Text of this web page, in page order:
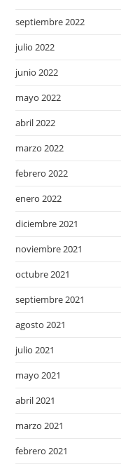
septiembre 2022
julio 2022
junio 2022
mayo 2022
abril 2022
marzo 2022
febrero 2022
enero 2022
diciembre 2021
noviembre 2021
octubre 2021
septiembre 2021
agosto 2021
julio 2021
mayo 2021
abril 2021
marzo 2021
febrero 2021